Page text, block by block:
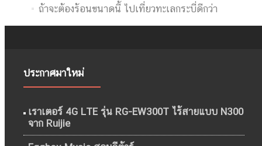
ถ้าจะต้องร้อนขนาดนี้ ไปเที่ยวทะเลกระบี่ดีกว่า
ประกาศมาใหม่
เราเตอร์ 4G LTE รุ่น RG-EW300T ไร้สายแบบ N300
จาก Ruijie